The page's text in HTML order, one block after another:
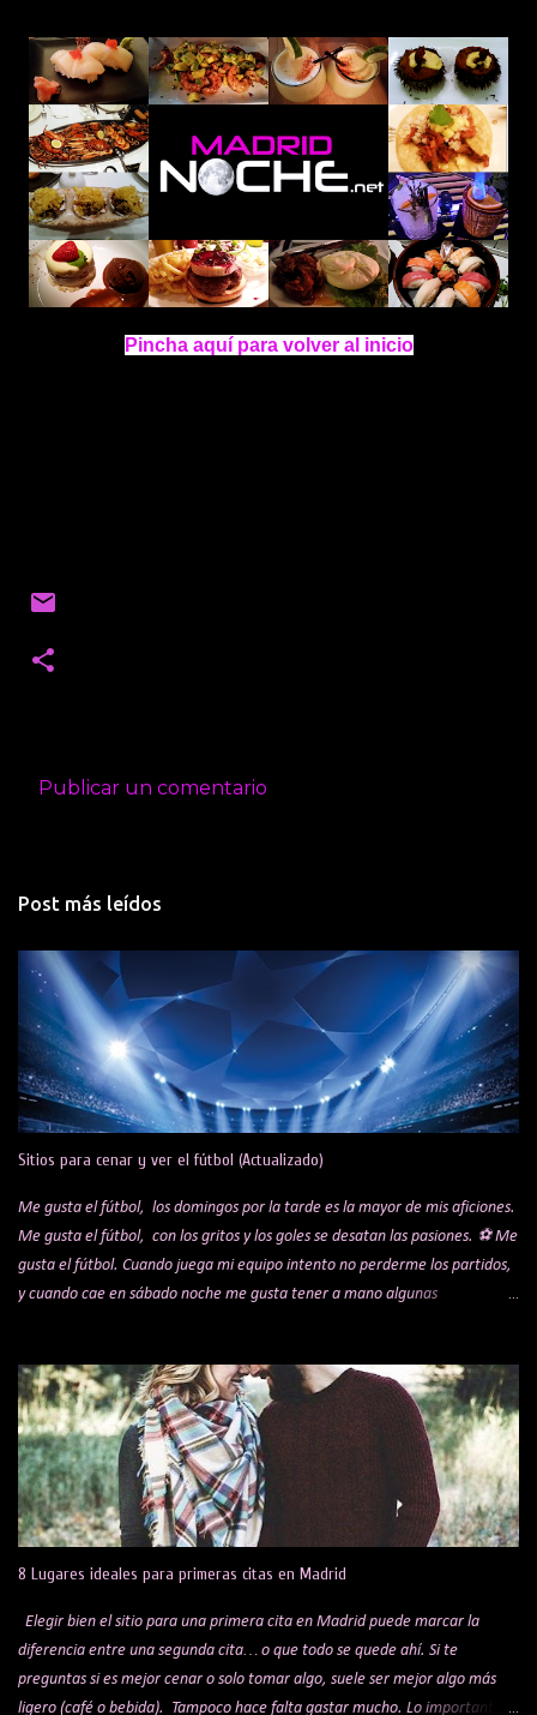
Pincha aquí para volver al inicio
e
n
t
a
i
o
s
Publicar un comentario
Post más leídos
Sitios para cenar y ver el fútbol (Actualizado)
Me gusta el fútbol, los domingos por la tarde es la mayor de mis aficiones.
Me gusta el fútbol, con los gritos y los goles se desatan las pasiones. ⚽ Me
gusta el fútbol. Cuando juega mi equipo intento no perderme los partidos,
y cuando cae en sábado noche me gusta tener a mano algunas
puede interesar. Bar Koki Real Mítico bar de los hermanos López que hace
años se hicieron virales por sus celebraciones de los goles del Real Madrid.
Bar sobre todo para madridistas, con raciones buenísimas y muy buen
trato por parte del dueño, Jesús. Ambientazo en los partidos. Obligatorio
reservar mesa días antes. Está en Barajas, en la C/ de la Playa de San Juan,
13. La Liga 29's Legends Me han hablado muy bien de este restaurante,
por to...
8 Lugares ideales para primeras citas en Madrid
Elegir bien el sitio para una primera cita en Madrid puede marcar la
diferencia entre una segunda cita… o que todo se quede ahí. Si te
preguntas si es mejor cenar o solo tomar algo, suele ser mejor algo más
ligero (café o bebida). Tampoco hace falta gastar mucho. Lo importante